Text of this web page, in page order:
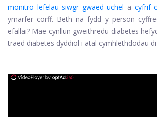
monitro lefelau siwgr gwaed uchel a cyfrif
ymarfer corff. Beth na fydd y person
efallai? Mae cynllun gweithredu diabetes
traed diabetes dyddiol i atal cymhlethdodau